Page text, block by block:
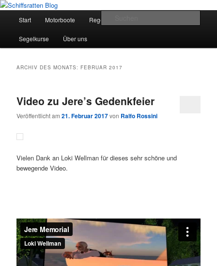
Zum
springen
Zum
springenSchiffsratten Blog
Segelsport in Second Life
Start Motorboote Regelkunde
Segelkurse Über uns
ARCHIV DES MONATS: FEBRUAR 2017
Video zu Jere’s Gedenkfeier
Veröffentlicht am21. Februar 2017von Ralfo Rossini
Vielen Dank an Loki Wellman für dieses sehr schöne und
bewegende Video.